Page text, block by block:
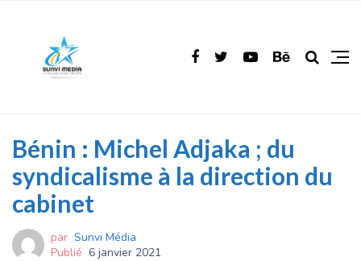
Bénin : Michel Adjaka ; du
syndicalisme à la direction du
cabinet
par Sunvi Média
Publié 6 janvier 2021